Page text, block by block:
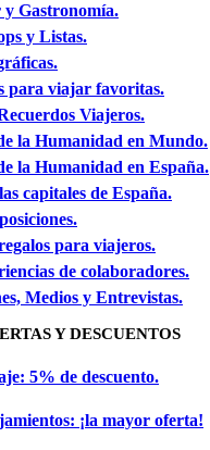
y Gastronomía.
y Listas.
para viajar favoritas.
Viajeros.
la Humanidad en Mundo.
la Humanidad en España.
capitales de España.
para viajeros.
de colaboradores.
Medios y Entrevistas.
Y DESCUENTOS
5% de descuento.
¡la mayor oferta!